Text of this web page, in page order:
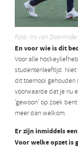
Foto: Iris van
En voor wie is dit
Voor alle
studentenleeftijd. Niet
dit toernooi gehouden
voorwaarde dat je nu
‘gewoon’ op zoek
meer dan welkom.
Er zijn inmiddels
Voor welke opzet is